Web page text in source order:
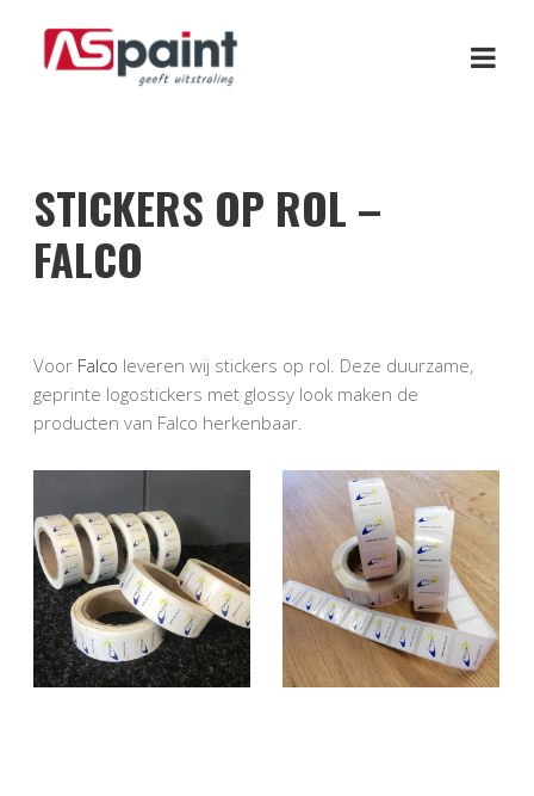
STICKERS OP ROL –
FALCO
Voor Falco leveren wij stickers op rol. Deze duurzame,
geprinte logostickers met glossy look maken de
producten van Falco herkenbaar.